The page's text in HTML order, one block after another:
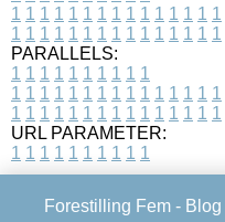
1 1 1 1 1 1 1 1 1 1 1 1 1 1 1
1 1 1 1 1 1 1 1 1 1 1 1 1 1 1
PARALLELS:
1 1 1 1 1 1 1 1 1 1
1 1 1 1 1 1 1 1 1 1 1 1 1 1 1
1 1 1 1 1 1 1 1 1 1 1 1 1 1 1
URL PARAMETER:
1 1 1 1 1 1 1 1 1 1
Forestilling Fem - Blog